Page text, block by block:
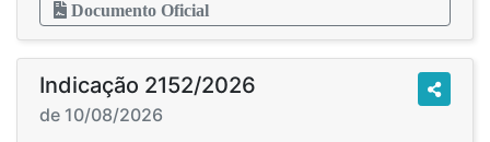
Documento Oficial
Indicação 2152/2026
de 10/08/2026